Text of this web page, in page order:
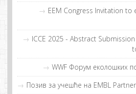
EEM Congress Invitation
ICCE 2025 - Abstract
WWF Фoрум eкoлoшких
Пoзив зa учeшћe нa EMBL